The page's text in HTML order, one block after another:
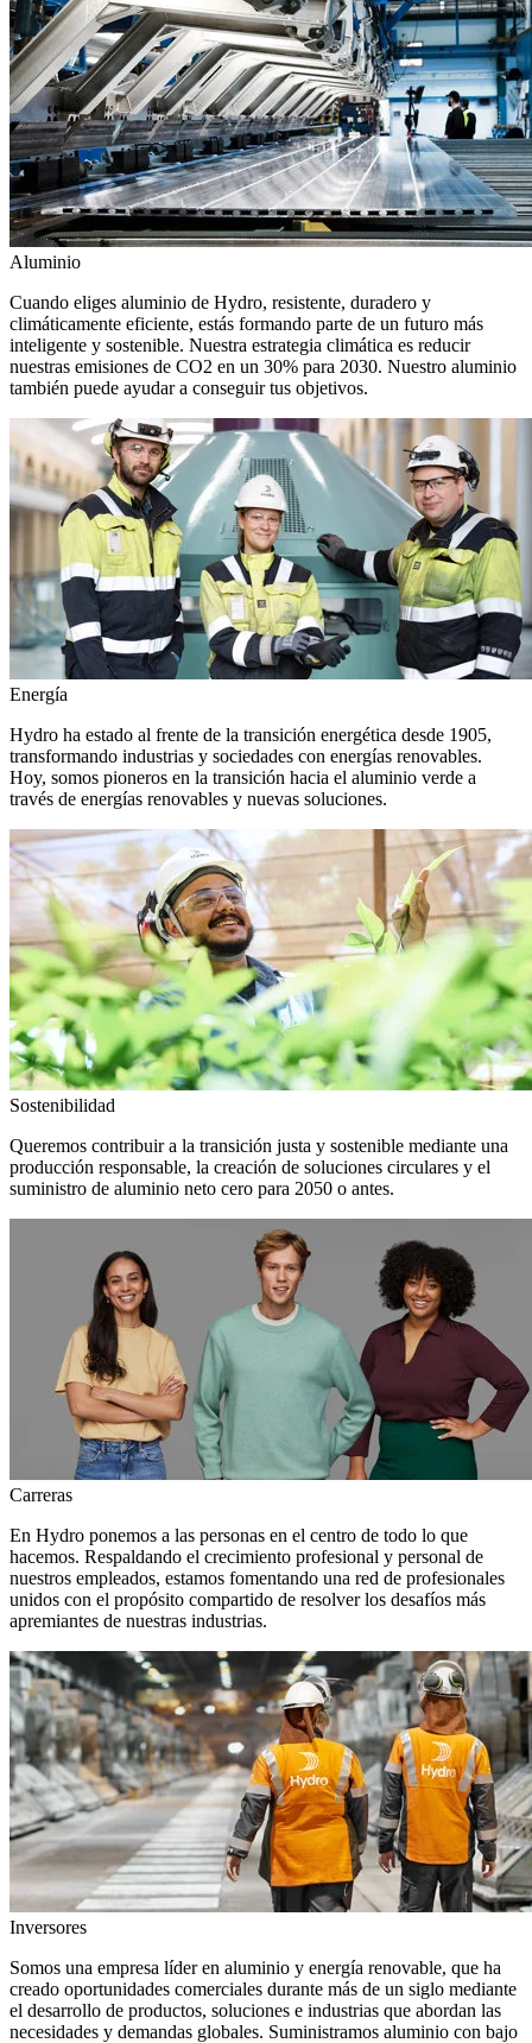
Aluminio
Cuando eliges aluminio de Hydro, resistente, duradero y
climáticamente eficiente, estás formando parte de un futuro más
inteligente y sostenible. Nuestra estrategia climática es reducir
nuestras emisiones de CO2 en un 30% para 2030. Nuestro aluminio
también puede ayudar a conseguir tus objetivos.
Energía
Hydro ha estado al frente de la transición energética desde 1905,
transformando industrias y sociedades con energías renovables.
Hoy, somos pioneros en la transición hacia el aluminio verde a
través de energías renovables y nuevas soluciones.
Sostenibilidad
Queremos contribuir a la transición justa y sostenible mediante una
producción responsable, la creación de soluciones circulares y el
suministro de aluminio neto cero para 2050 o antes.
Carreras
En Hydro ponemos a las personas en el centro de todo lo que
hacemos. Respaldando el crecimiento profesional y personal de
nuestros empleados, estamos fomentando una red de profesionales
unidos con el propósito compartido de resolver los desafíos más
apremiantes de nuestras industrias.
Inversores
Somos una empresa líder en aluminio y energía renovable, que ha
creado oportunidades comerciales durante más de un siglo mediante
el desarrollo de productos, soluciones e industrias que abordan las
necesidades y demandas globales. Suministramos aluminio con bajo